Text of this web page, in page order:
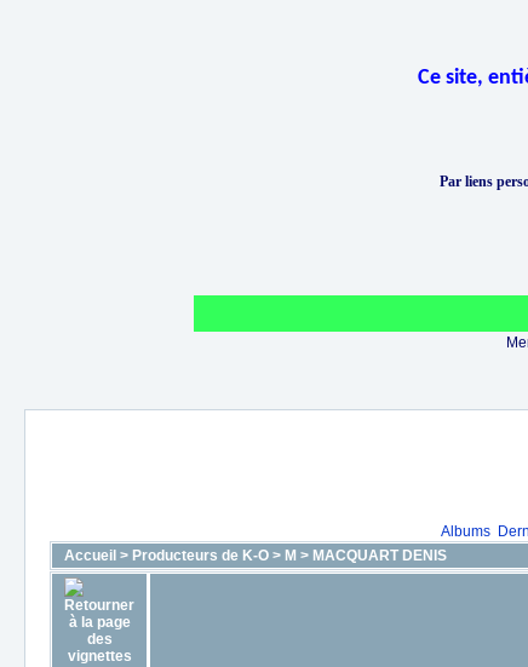
Ce site,
Par liens
Albums
Accueil > Producteurs de K-O > M > MACQUART DENIS